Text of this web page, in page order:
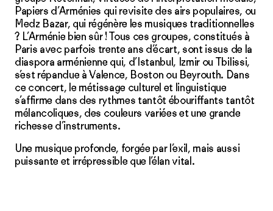
Papiers d’Arménies qui revisite des airs popu­laires, ou
Medz Bazar, qui régénère les musiques traditionnelles
? L’Arménie bien sûr ! Tous ces groupes, constitués à
Paris avec parfois trente ans d’écart, sont issus de la
diaspora arménienne qui, d’Is­tanbul, Izmir ou Tbilissi,
s’est répandue à Valence, Boston ou Beyrouth. Dans
ce concert, le métissage cultu­rel et linguistique
s’affirme dans des rythmes tantôt ébouriffants tantôt
mélancoliques, des couleurs variées et une grande
richesse d’instruments.
Une musique profonde, forgée par l’exil, mais aussi
puissante et irrépressible que l’élan vital.